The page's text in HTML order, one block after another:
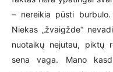
– nereikia pūsti
Niekas „žvaigžde“
nuotaikų nejutau, piktų
sena vaga. Mano